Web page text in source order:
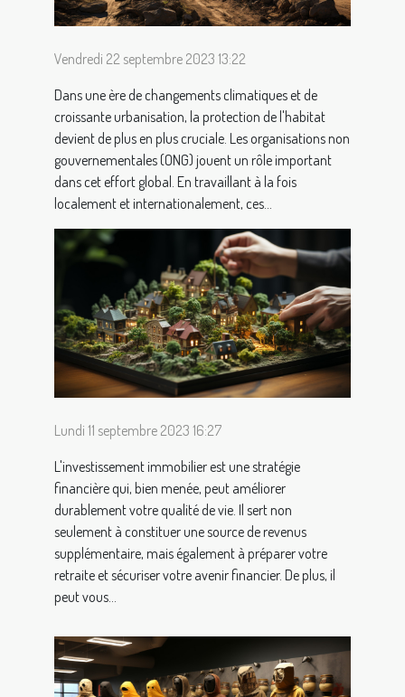
Vendredi 22 septembre 2023 13:22
Dans une ère de changements climatiques et de
croissante urbanisation, la protection de l'habitat
devient de plus en plus cruciale. Les organisations non
gouvernementales (ONG) jouent un rôle important
dans cet effort global. En travaillant à la fois
localement et internationalement, ces...
Lundi 11 septembre 2023 16:27
L'investissement immobilier est une stratégie
financière qui, bien menée, peut améliorer
durablement votre qualité de vie. Il sert non
seulement à constituer une source de revenus
supplémentaire, mais également à préparer votre
retraite et sécuriser votre avenir financier. De plus, il
peut vous...